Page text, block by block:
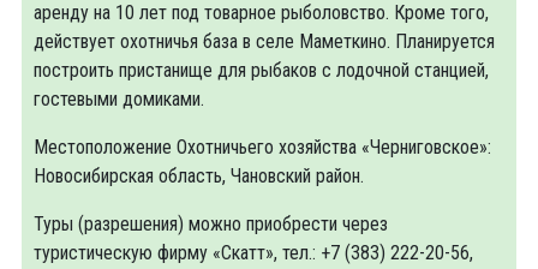
аренду на 10 лет под товарное рыболовство. Кроме того,
действует охотничья база в селе Маметкино. Планируется
построить пристанище для рыбаков с лодочной станцией,
гостевыми домиками.
Местоположение Охотничьего хозяйства «Черниговское»:
Новосибирская область, Чановский район.
Туры (разрешения) можно приобрести через
туристическую фирму «Скатт», тел.: +7 (383) 222-20-56,